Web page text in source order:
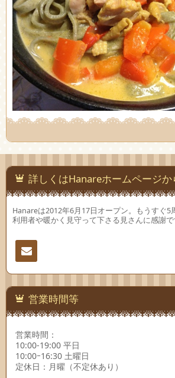
詳しくはHanareホームページか
Hanareは2012年6月17日オープン。もうすぐ5
利用者や暖かく見守って下さる見さんに感謝で
連絡
先 営業時間等
営業時間：
10:00-19:00 平日
10:00ｰ16:30 土曜日
定休日：月曜（不定休あり）